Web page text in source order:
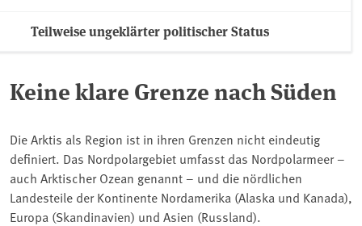
Teilweise ungeklärter politischer Status
Keine klare Grenze nach Süden
Die Arktis als Region ist in ihren Grenzen nicht eindeutig
definiert. Das Nordpolargebiet umfasst das Nordpolarmeer –
auch Arktischer Ozean genannt – und die nördlichen
Landesteile der Kontinente Nordamerika (Alaska und Kanada),
Europa (Skandinavien) und Asien (Russland).